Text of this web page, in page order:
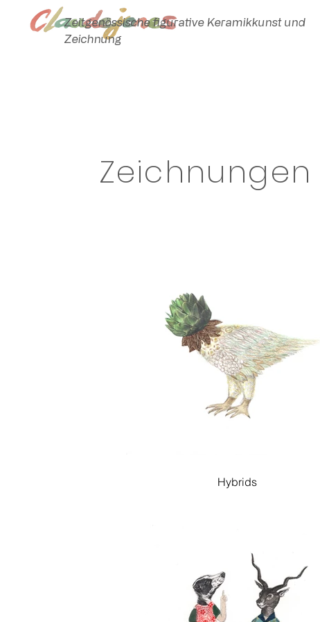
Zeitgenössische figurative Keramikkunst und
Zeichnung
Zeichnungen
Hybrids